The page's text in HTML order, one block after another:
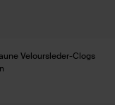
Veloursleder-Clogs